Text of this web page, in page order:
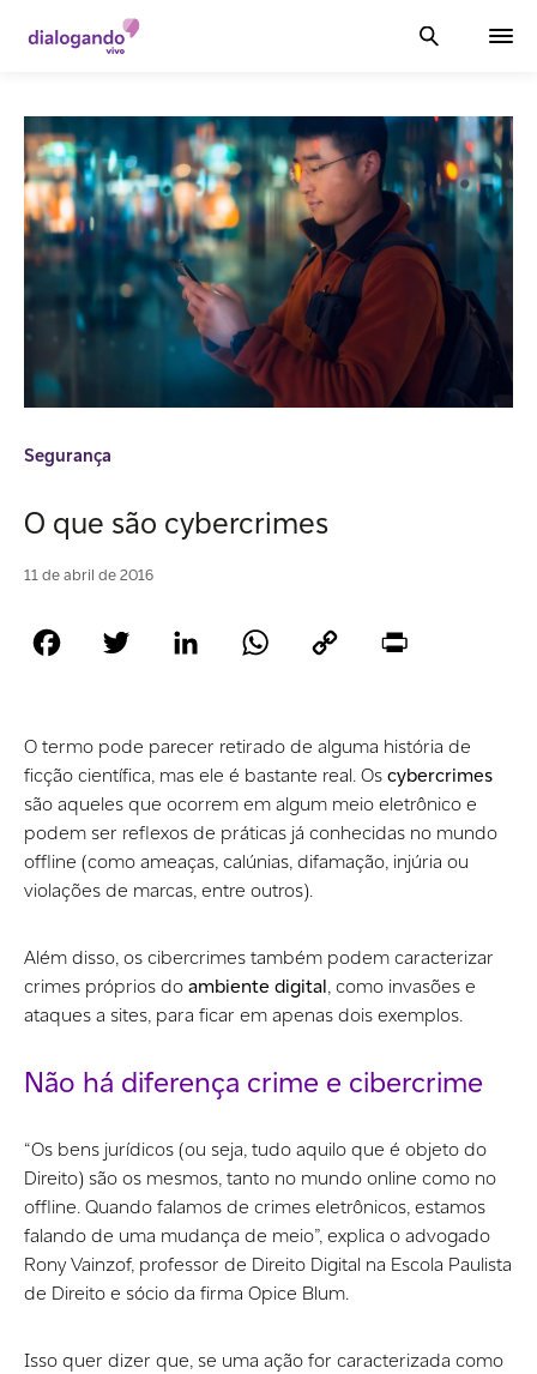
Segurança
O que são cybercrimes
11 de abril de 2016
Facebook Twitter LinkedIn WhatsAppCopy
O termo pode parecer retirado de alguma história de
ficção científica, mas ele é bastante real. Oscybercrimes
são aqueles que ocorrem em algum meio eletrônico e
podem ser reflexos de práticas já conhecidas no mundo
offline (como ameaças, calúnias, difamação, injúria ou
violações de marcas, entre outros).
Além disso, os cibercrimes também podem caracterizar
crimes próprios doambiente digital, como invasões e
ataques a sites, para ficar em apenas dois exemplos.
Não há diferença crime e cibercrime
“Os bens jurídicos (ou seja, tudo aquilo que é objeto do
Direito) são os mesmos, tanto no mundo online como no
offline. Quando falamos de crimes eletrônicos, estamos
falando de uma mudança de meio”, explica o advogado
Rony Vainzof, professor de Direito Digital na Escola Paulista
de Direito e sócio da firma Opice Blum.
Isso quer dizer que, se uma ação for caracterizada como